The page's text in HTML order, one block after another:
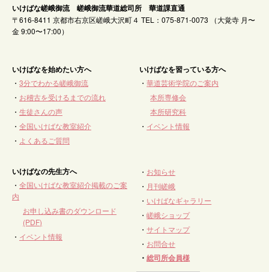
いけばな嵯峨御流 嵯峨御流華道総司所 華道課直通
〒616-8411 京都市右京区嵯峨大沢町４ TEL：075-871-0073 （大覚寺 月〜
金 9:00〜17:00）
いけばなを始めたい方へ
・ 3分でわかる嵯峨御流
・ お稽古を受けるまでの流れ
・ 生徒さんの声
・ 全国いけばな教室紹介
・ よくあるご質問
いけばなを習っている方へ
・華道芸術学院のご案内
本所専修会
本所研究科
・ イベント情報
いけばなの先生方へ
・ 全国いけばな教室紹介掲載のご案
内
お申し込み書のダウンロード
(PDF)
・ イベント情報
・ お知らせ
・ 月刊嵯峨
・ いけばなギャラリー
・嵯峨ショップ
・サイトマップ
・ お問合せ
・総司所会員様